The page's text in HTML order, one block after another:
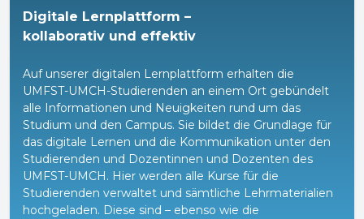
Digitale Lernplattform –
kollaborativ und effektiv
Auf unserer digitalen Lernplattform erhalten die
UMFST-UMCH-Studierenden an einem Ort gebündelt
alle Informationen und Neuigkeiten rund um das
Studium und den Campus. Sie bildet die Grundlage für
das digitale Lernen und die Kommunikation unter den
Studierenden und Dozentinnen und Dozenten des
UMFST-UMCH. Hier werden alle Kurse für die
Studierenden verwaltet und sämtliche Lehrmaterialien
hochgeladen. Diese sind – ebenso wie die